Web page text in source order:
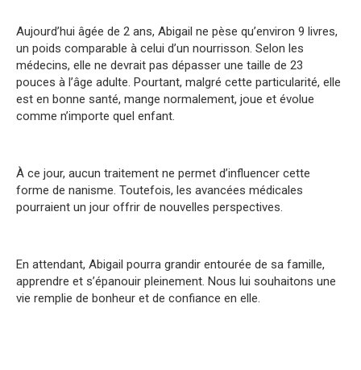
Aujourd’hui âgée de 2 ans, Abigail ne pèse qu’environ 9 livres,
un poids comparable à celui d’un nourrisson. Selon les
médecins, elle ne devrait pas dépasser une taille de 23
pouces à l’âge adulte. Pourtant, malgré cette particularité, elle
est en bonne santé, mange normalement, joue et évolue
comme n’importe quel enfant.
À ce jour, aucun traitement ne permet d’influencer cette
forme de nanisme. Toutefois, les avancées médicales
pourraient un jour offrir de nouvelles perspectives.
En attendant, Abigail pourra grandir entourée de sa famille,
apprendre et s’épanouir pleinement. Nous lui souhaitons une
vie remplie de bonheur et de confiance en elle.